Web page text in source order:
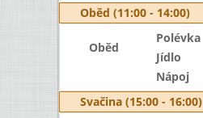
Oběd (11:00 - 14:00)
Oběd
Polévka
Jídlo
Nápoj
Svačina (15:00 - 16:00)